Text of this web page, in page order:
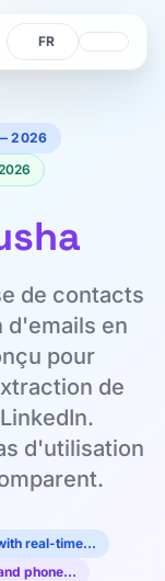
Langue
Langue
2026
de contacts
d'emails en
pour
de
d'utilisation
real-time…
phone…